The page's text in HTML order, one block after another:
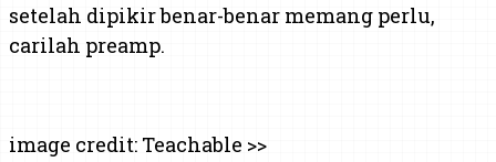
setelah dipikir benar-benar memang perlu,
carilah preamp.
image credit: Teachable >>